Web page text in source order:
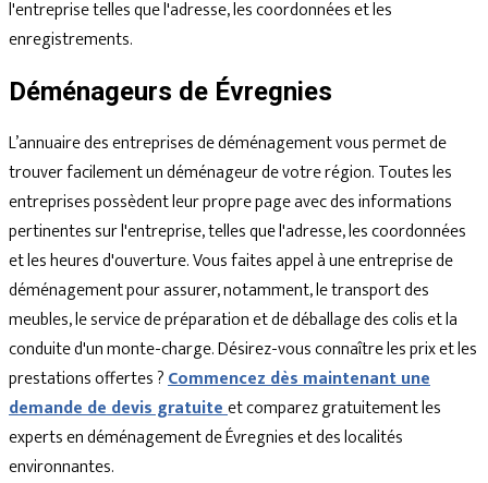
l'entreprise telles que l'adresse, les coordonnées et les
enregistrements.
Déménageurs de Évregnies
L’annuaire des entreprises de déménagement vous permet de
trouver facilement un déménageur de votre région. Toutes les
entreprises possèdent leur propre page avec des informations
pertinentes sur l'entreprise, telles que l'adresse, les coordonnées
et les heures d'ouverture. Vous faites appel à une entreprise de
déménagement pour assurer, notamment, le transport des
meubles, le service de préparation et de déballage des colis et la
conduite d'un monte-charge. Désirez-vous connaître les prix et les
prestations offertes ?Commencez dès maintenant une
demande de devis gratuiteet comparez gratuitement les
experts en déménagement de Évregnies et des localités
environnantes.